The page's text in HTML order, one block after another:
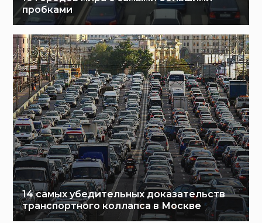
пробками
14 самых убедительных доказательств
транспортного коллапса в Москве